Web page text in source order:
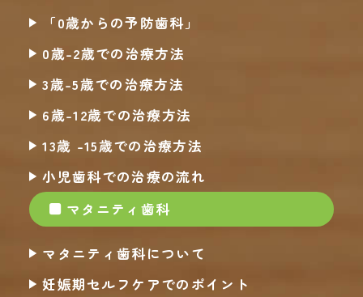
「0歳からの予防歯科」
0歳-2歳での治療方法
3歳-5歳での治療方法
6歳-12歳での治療方法
13歳 -15歳での治療方法
小児歯科での治療の流れ
マタニティ歯科
マタニティ歯科について
妊娠期セルフケアでのポイント